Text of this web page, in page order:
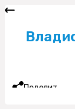
Поделиться